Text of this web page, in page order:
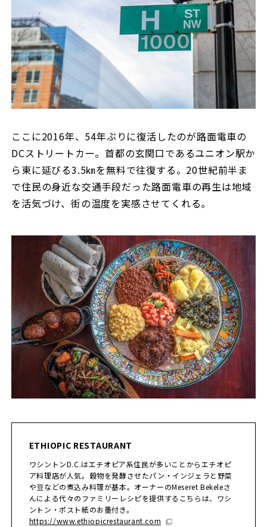
ここに2016年、54年ぶりに復活したのが路面電車の
DCストリートカー。首都の玄関口であるユニオン駅か
ら東に延びる3.5㎞を無料で往復する。20世紀前半ま
で住民の身近な交通手段だった路面電車の再生は地域
を活気づけ、街の温度を実感させてくれる。
ETHIOPIC RESTAURANT
ワシントンD.C.はエチオピア系住民が多いことからエチオピ
ア料理店が人気。穀物を発酵させたパン・インジェラと野菜
や豆などの煮込み料理が基本。オーナーのMeseret Bekeleさ
んによる代々のファミリーレシピを提供するこちらは、ワシ
ントン・ポスト紙のお墨付き。
https://www.ethiopicrestaurant.com